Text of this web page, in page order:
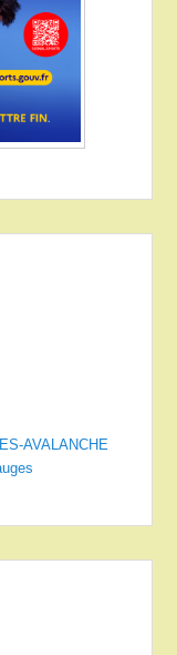
AVALANCHE